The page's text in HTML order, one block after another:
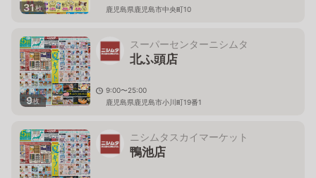
31枚 鹿児島県鹿児島市中央町10
9枚
スーパーセンターニシムタ
北ふ頭店
9:00〜25:00
鹿児島県鹿児島市小川町19番1
ニシムタスカイマーケット
鴨池店